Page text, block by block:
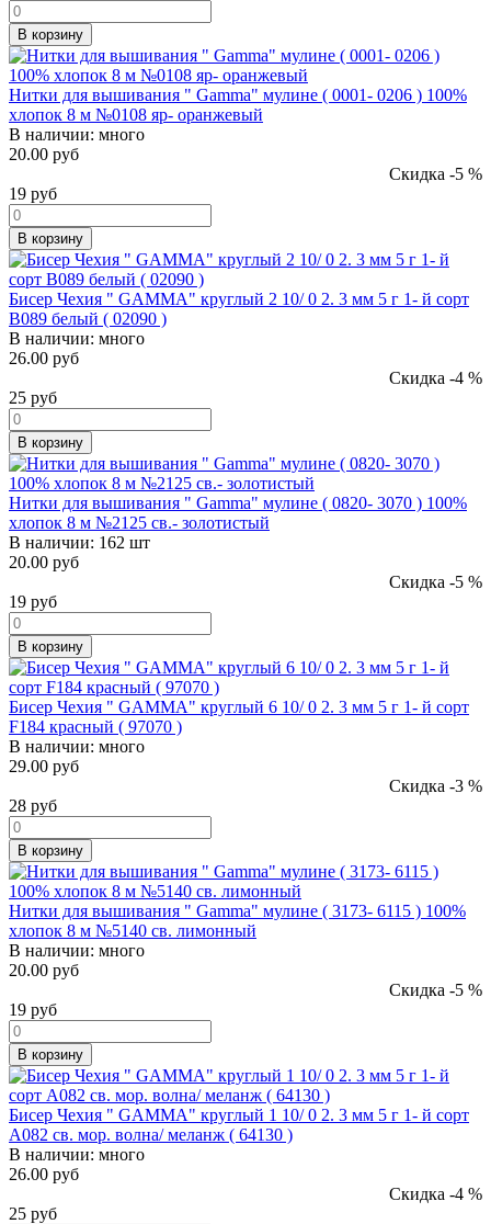
В корзину
Нитки для вышивания " Gamma" мулине ( 0001- 0206 ) 100%
хлопок 8 м №0108 яр- оранжевый
В наличии: много
20.00 руб
Скидка -5 %
19 руб
В корзину
Бисер Чехия " GAMMA" круглый 2 10/ 0 2. 3 мм 5 г 1- й сорт
B089 белый ( 02090 )
В наличии: много
26.00 руб
Скидка -4 %
25 руб
В корзину
Нитки для вышивания " Gamma" мулине ( 0820- 3070 ) 100%
хлопок 8 м №2125 св.- золотистый
В наличии: 162 шт
20.00 руб
Скидка -5 %
19 руб
В корзину
Бисер Чехия " GAMMA" круглый 6 10/ 0 2. 3 мм 5 г 1- й сорт
F184 красный ( 97070 )
В наличии: много
29.00 руб
Скидка -3 %
28 руб
В корзину
Нитки для вышивания " Gamma" мулине ( 3173- 6115 ) 100%
хлопок 8 м №5140 св. лимонный
В наличии: много
20.00 руб
Скидка -5 %
19 руб
В корзину
Бисер Чехия " GAMMA" круглый 1 10/ 0 2. 3 мм 5 г 1- й сорт
A082 св. мор. волна/ меланж ( 64130 )
В наличии: много
26.00 руб
Скидка -4 %
25 руб